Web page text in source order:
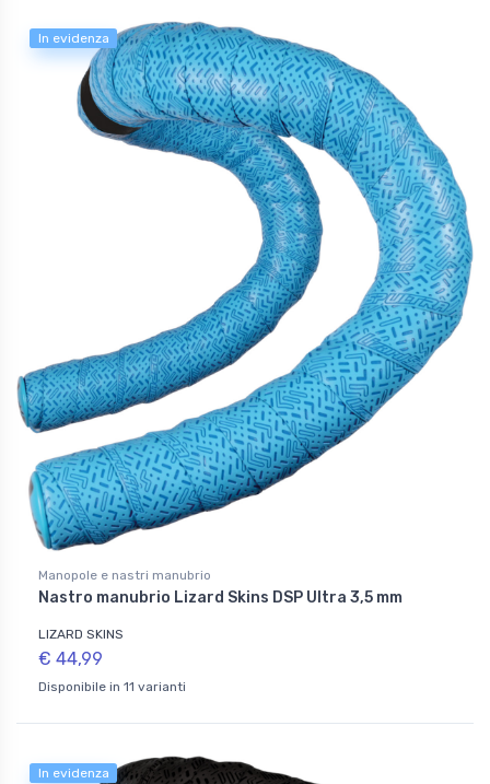
In evidenza
Manopole e nastri manubrio
Nastro manubrio Lizard Skins DSP Ultra 3,5 mm
LIZARD SKINS
€ 44,99
Disponibile in 11 varianti
In evidenza